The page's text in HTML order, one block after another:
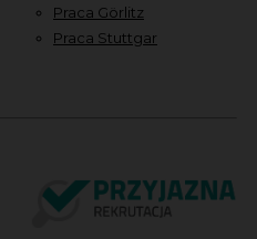
Praca Görlitz
Praca Stuttgar